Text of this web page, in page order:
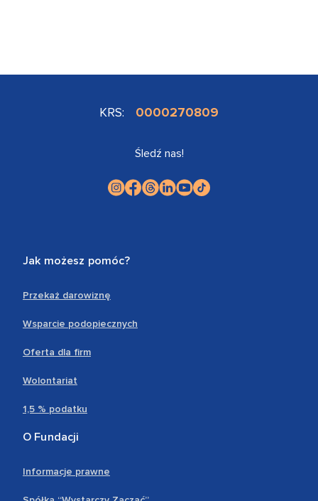
KRS: 0000270809
Śledź nas!
Jak możesz pomóc?
Przekaż darowiznę
Wsparcie podopiecznych
Oferta dla firm
Wolontariat
1,5 % podatku
O Fundacji
Informacje prawne